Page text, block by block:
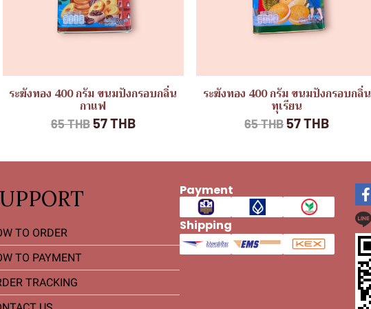
ระฆังทอง 400 กรัม ขนมปังกรอบกลิ่น
กาแฟ
65 THB57 THB
ระฆังทอง 400 กรัม ขนมปังกรอบกลิ่น
ทุเรียน
65 THB57 THB
TO ORDER
TO PAYMENT
TRACKING
Payment
Shipping